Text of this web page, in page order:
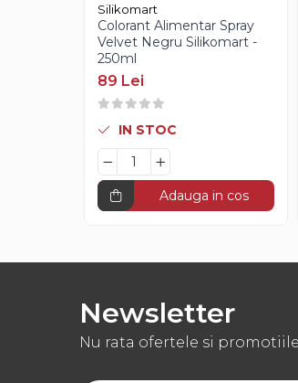
Glazura Ciocolata
Glazura Oglinda
Paste Aromatizante
Pasta de Fistic
Pasta de Vanilie
Pasta de Fructe
Paste Inghetata cu Lapte
Creme Tartinabile
Paste Aromatizante
Pasta de Fistic
Silikomart
Colorant Alimentar Spray
Velvet Negru Silikomart -
250ml
89 Lei
IN STOC
Adauga in cos
Newsletter
Nu rata ofertele si